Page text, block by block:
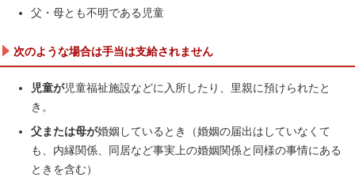
父・母とも不明である児童
次のような場合は手当は支給されません
児童が児童福祉施設などに入所したり、里親に預けられたと
き。
父または母が婚姻しているとき（婚姻の届出はしていなくて
も、内縁関係、同居など事実上の婚姻関係と同様の事情にある
ときを含む）